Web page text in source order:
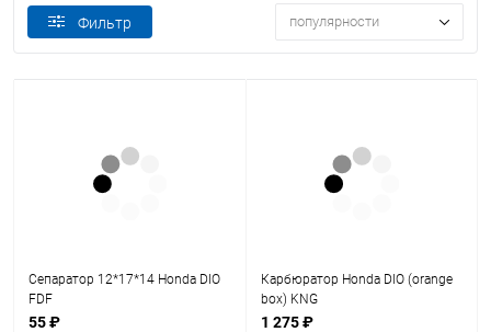
Фильтр популярности
Сепаратор 12*17*14 Honda DIO
FDF
55 ₽
Карбюратор Honda DIO (orange
box) KNG
1 275 ₽